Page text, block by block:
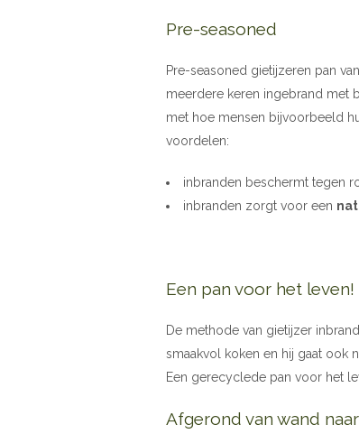
Pre-seasoned
Pre-seasoned gietijzeren pan
meerdere keren ingebrand met
met hoe mensen bijvoorbeeld
voordelen:
inbranden beschermt tegen
inbranden zorgt voor een
Een pan voor het leven!
De methode van gietijzer
smaakvol koken en hij gaat ook
Een gerecyclede pan voor het
Afgerond van wand